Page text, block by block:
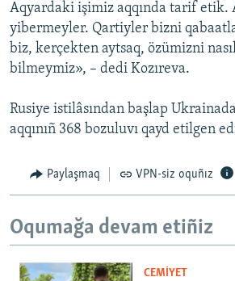
Aqyardaki işimiz aqqında tarif etik.
yibermeyler. Qartiyler bizni
biz, kerçekten aytsaq, özümizni
bilmeymiz», – dedi Kozıreva.
Rusiye istilâsından başlap
aqqınıñ 368 bozuluvı qayd etilgen
Paylaşmaq VPN-siz oquñız
Oqumağa devam etiñiz
CEMİYET